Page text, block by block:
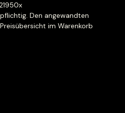
Den angewandten
im Warenkorb